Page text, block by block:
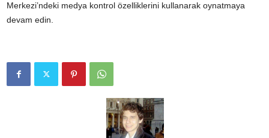
Merkezi’ndeki medya kontrol özelliklerini kullanarak oynatmaya
devam edin.